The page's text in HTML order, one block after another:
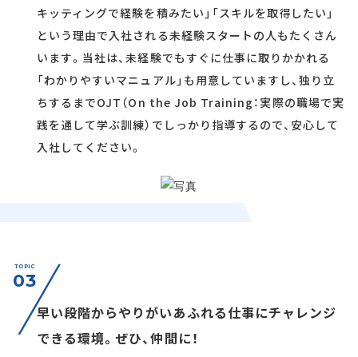
キッティングで経験を積みたい」「スキルを取得したい」
という理由で入社される未経験スタートの人もたくさん
います。当社は、未経験でもすぐに仕事に取りかかれる
「わかりやすいマニュアル」も用意していますし、独り立
ちするまでOJT（On the Job Training：実際の職場で実
践を通して学ぶ訓練）でしっかり指導するので、安心して
入社してください。
TOPIC
03
早い段階からやりがいあふれる仕事にチャレンジ
できる環境。ぜひ、仲間に！